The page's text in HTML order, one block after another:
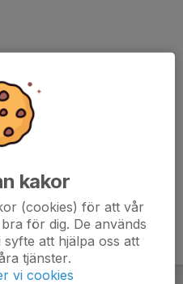
kakor
(cookies) för att vår
för dig. De används
att hjälpa oss att
tjänster.
vi cookies